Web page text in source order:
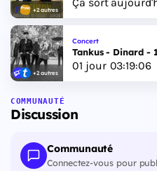
+2 autres
+2 autres
Concert
Tankus - Dinard -
01 jour 03:19:04
COMMUNAUTÉ
Discussion
Communauté
Connectez-vous pour